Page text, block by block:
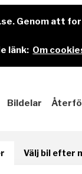
Genom att
länk: Om
Bildelar
Välj bil efter